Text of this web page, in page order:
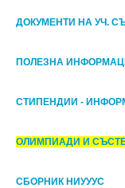
ДОКУМЕНТИ НА УЧ.
ПОЛЕЗНА
СТИПЕНДИИ -
ОЛИМПИАДИ И
СБОРНИК НИУУУС